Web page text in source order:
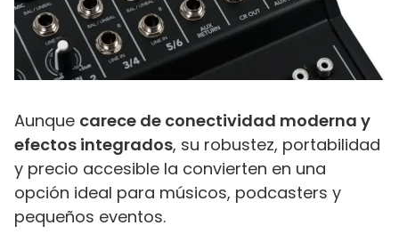
Aunque carece de conectividad moderna y
efectos integrados, su robustez, portabilidad
y precio accesible la convierten en una
opción ideal para músicos, podcasters y
pequeños eventos.